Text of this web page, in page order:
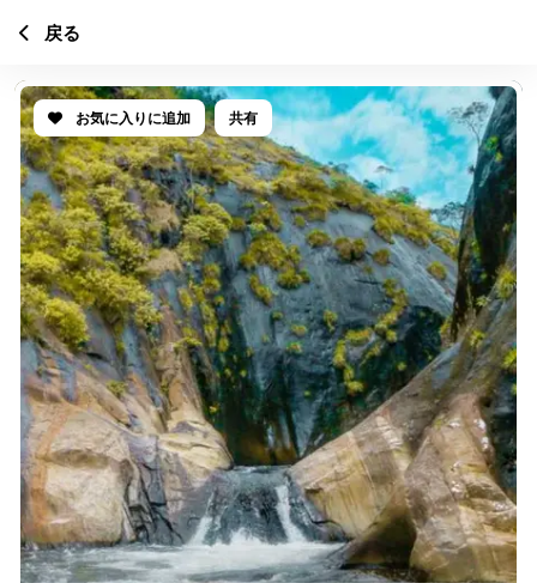
お気に入りに追加 共有
戻る